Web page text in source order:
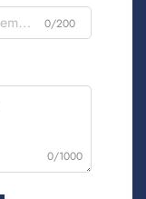
0/200
0/1000